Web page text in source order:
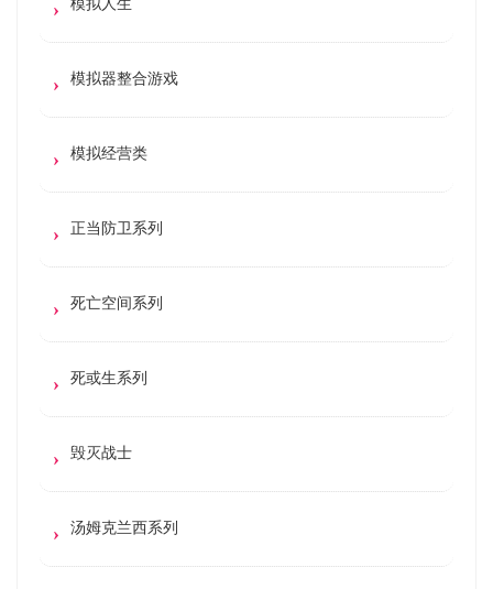
模拟器整合游戏
模拟经营类
正当防卫系列
死亡空间系列
死或生系列
毁灭战士
汤姆克兰西系列